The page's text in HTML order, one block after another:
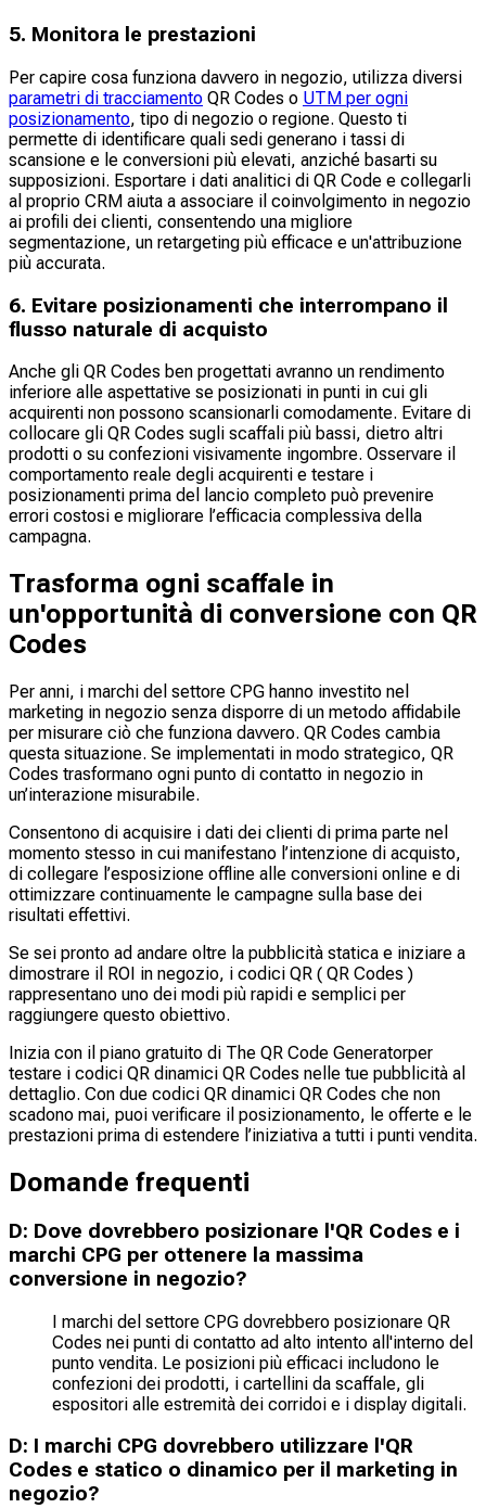
5. Monitora le prestazioni
Per capire cosa funziona davvero in negozio, utilizza diversi
parametri di tracciamento QR Codes o UTM per ogni
posizionamento, tipo di negozio o regione. Questo ti
permette di identificare quali sedi generano i tassi di
scansione e le conversioni più elevati, anziché basarti su
supposizioni. Esportare i dati analitici di QR Code e collegarli
al proprio CRM aiuta a associare il coinvolgimento in negozio
ai profili dei clienti, consentendo una migliore
segmentazione, un retargeting più efficace e un'attribuzione
più accurata.
6. Evitare posizionamenti che interrompano il
flusso naturale di acquisto
Anche gli QR Codes ben progettati avranno un rendimento
inferiore alle aspettative se posizionati in punti in cui gli
acquirenti non possono scansionarli comodamente. Evitare di
collocare gli QR Codes sugli scaffali più bassi, dietro altri
prodotti o su confezioni visivamente ingombre. Osservare il
comportamento reale degli acquirenti e testare i
posizionamenti prima del lancio completo può prevenire
errori costosi e migliorare l’efficacia complessiva della
campagna.
Trasforma ogni scaffale in
un'opportunità di conversione con QR
Codes
Per anni, i marchi del settore CPG hanno investito nel
marketing in negozio senza disporre di un metodo affidabile
per misurare ciò che funziona davvero. QR Codes cambia
questa situazione. Se implementati in modo strategico, QR
Codes trasformano ogni punto di contatto in negozio in
un’interazione misurabile.
Consentono di acquisire i dati dei clienti di prima parte nel
momento stesso in cui manifestano l’intenzione di acquisto,
di collegare l’esposizione offline alle conversioni online e di
ottimizzare continuamente le campagne sulla base dei
risultati effettivi.
Se sei pronto ad andare oltre la pubblicità statica e iniziare a
dimostrare il ROI in negozio, i codici QR ( QR Codes )
rappresentano uno dei modi più rapidi e semplici per
raggiungere questo obiettivo.
Inizia con il piano gratuito di The QR Code Generatorper
testare i codici QR dinamici QR Codes nelle tue pubblicità al
dettaglio. Con due codici QR dinamici QR Codes che non
scadono mai, puoi verificare il posizionamento, le offerte e le
prestazioni prima di estendere l’iniziativa a tutti i punti vendita.
Domande frequenti
D: Dove dovrebbero posizionare l'QR Codes e i
marchi CPG per ottenere la massima
conversione in negozio?
I marchi del settore CPG dovrebbero posizionare QR
Codes nei punti di contatto ad alto intento all'interno del
punto vendita. Le posizioni più efficaci includono le
confezioni dei prodotti, i cartellini da scaffale, gli
espositori alle estremità dei corridoi e i display digitali.
D: I marchi CPG dovrebbero utilizzare l'QR
Codes e statico o dinamico per il marketing in
negozio?